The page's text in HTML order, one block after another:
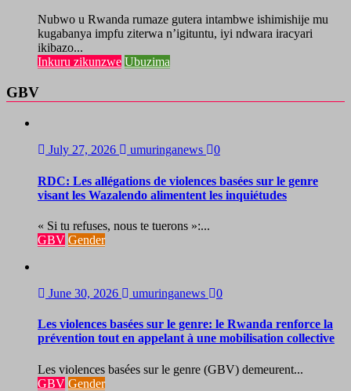
Nubwo u Rwanda rumaze gutera intambwe ishimishije mu
kugabanya impfu ziterwa n’igituntu, iyi ndwara iracyari
ikibazo...
Inkuru zikunzwe Ubuzima
GBV
July 27, 2026 umuringanews 0
RDC: Les allégations de violences basées sur le genre
visant les Wazalendo alimentent les inquiétudes
« Si tu refuses, nous te tuerons »:...
GBV Gender
June 30, 2026 umuringanews 0
Les violences basées sur le genre: le Rwanda renforce la
prévention tout en appelant à une mobilisation collective
Les violences basées sur le genre (GBV) demeurent...
GBV Gender